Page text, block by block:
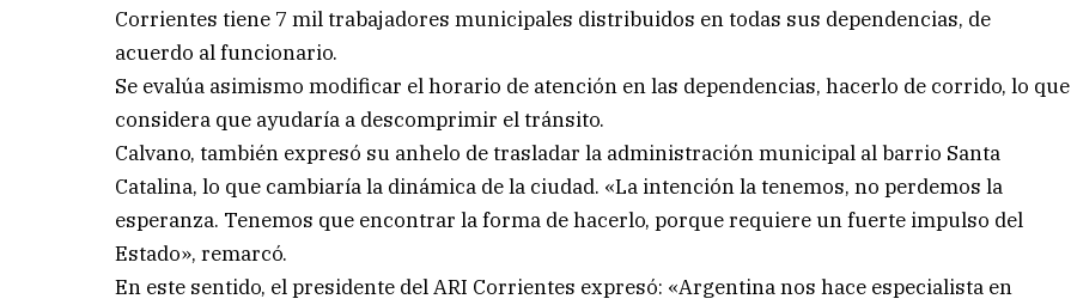
Corrientes tiene 7 mil trabajadores municipales distribuidos en todas sus dependencias, de
acuerdo al funcionario.
Se evalúa asimismo modificar el horario de atención en las dependencias, hacerlo de corrido, lo que
considera que ayudaría a descomprimir el tránsito.
Calvano, también expresó su anhelo de trasladar la administración municipal al barrio Santa
Catalina, lo que cambiaría la dinámica de la ciudad. «La intención la tenemos, no perdemos la
esperanza. Tenemos que encontrar la forma de hacerlo, porque requiere un fuerte impulso del
Estado», remarcó.
En este sentido, el presidente del ARI Corrientes expresó: «Argentina nos hace especialista en